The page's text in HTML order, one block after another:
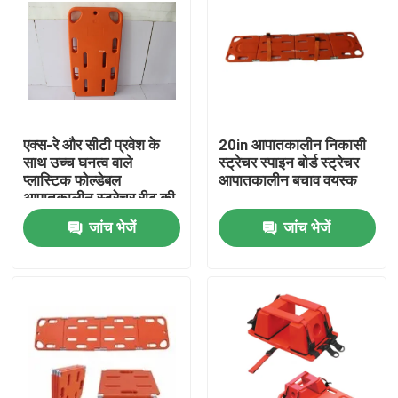
उत्पाद
वीडियो
एक्स-रे और सीटी प्रवेश के
साथ उच्च घनत्व वाले
प्लास्टिक फोल्डेबल
आपातकालीन स्ट्रेचर रीढ़ की
हड्डी बोर्ड
जांच भेजें
20in आपातकालीन निकासी
स्ट्रेचर स्पाइन बोर्ड स्ट्रेचर
आपातकालीन बचाव वयस्क
जांच भेजें